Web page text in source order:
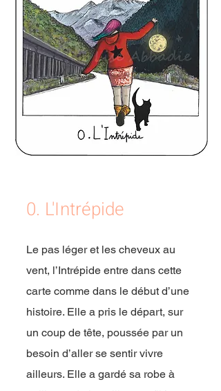
0. L'Intrépide
Le pas léger et les cheveux au
vent, l’Intrépide entre dans cette
carte comme dans le début d’une
histoire. Elle a pris le départ, sur
un coup de tête, poussée par un
besoin d’aller se sentir vivre
ailleurs. Elle a gardé sa robe à